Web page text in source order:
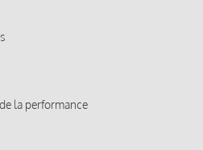
la performance